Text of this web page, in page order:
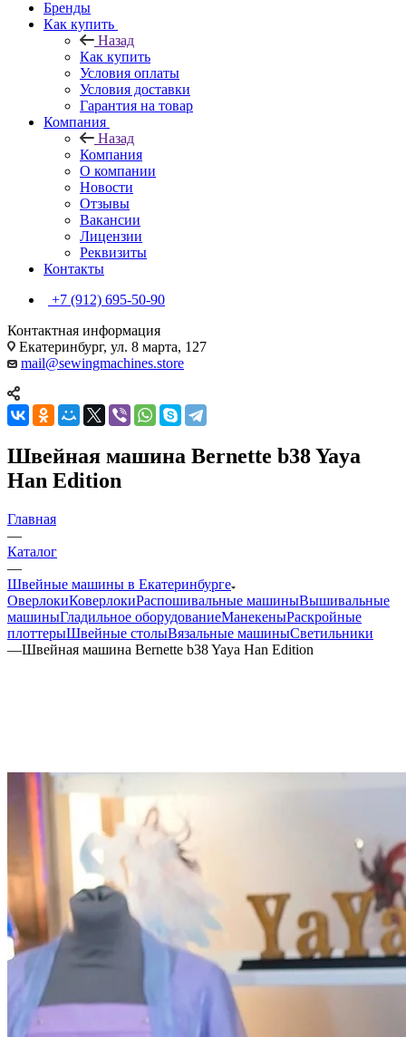
Бренды
Как купить
Назад
Как купить
Условия оплаты
Условия доставки
Гарантия на товар
Компания
Назад
Компания
О компании
Новости
Отзывы
Вакансии
Лицензии
Реквизиты
Контакты
+7 (912) 695-50-90
Контактная информация
Екатеринбург, ул. 8 марта, 127
mail@sewingmachines.store
Швейная машина Bernette b38 Yaya
Han Edition
Главная
—
Каталог
—
Швейные машины в Екатеринбурге
ОверлокиКоверлокиРаспошивальные машиныВышивальные
машиныГладильное оборудованиеМанекеныРаскройные
плоттерыШвейные столыВязальные машиныСветильники
—Швейная машина Bernette b38 Yaya Han Edition